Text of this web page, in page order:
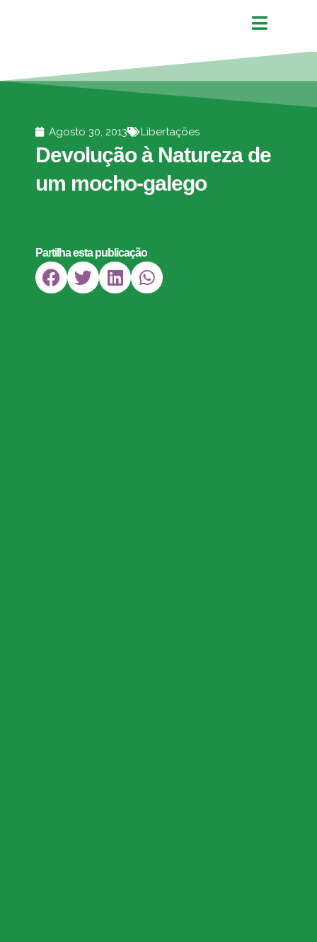
Agosto 30, 2013 Libertações
Devolução à Natureza de
um mocho-galego
Partilha esta publicação